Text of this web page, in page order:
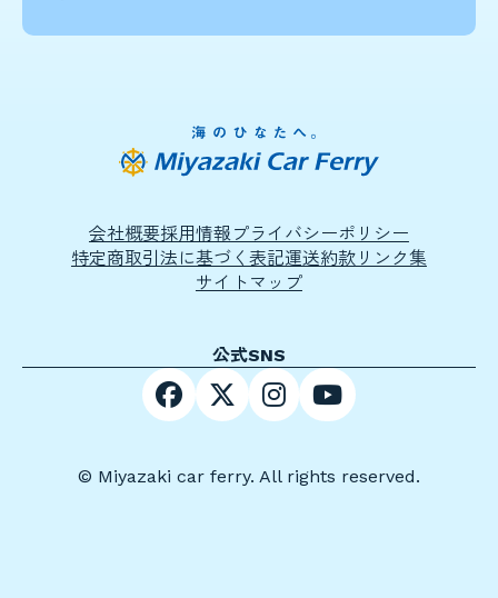
会社概要採用情報プライバシーポリシー
特定商取引法に基づく表記運送約款リンク集
サイトマップ
公式SNS
© Miyazaki car ferry. All rights reserved.